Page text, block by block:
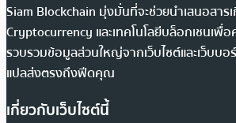
Siam Blockchain มุ่งมั่นที่จะช่วยนำเสนอสาร
Cryptocurrency และเทคโนโลยีบล็อกเชนเพื่อ
รวบรวมข้อมูลส่วนใหญ่จากเว็บไซต์และเว็บบอ
แปลส่งตรงถึงฟีดคุณ
เกี่ยวกับเว็บไซต์นี้